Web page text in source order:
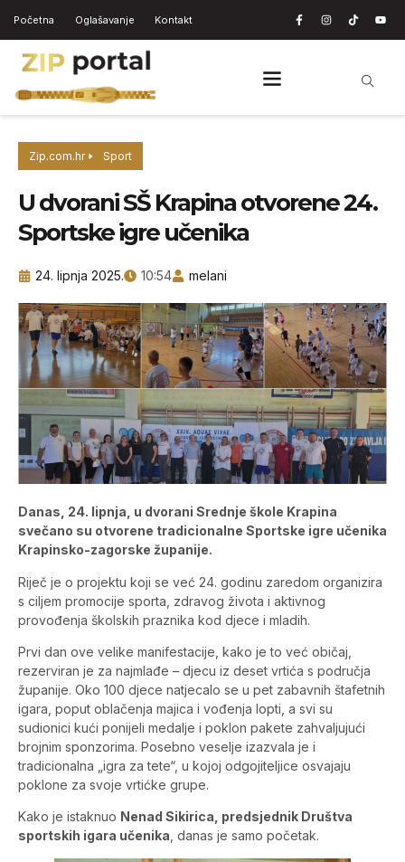
Početna Oglašavanje Kontakt
Zip.com.hr Sport
U dvorani SŠ Krapina otvorene 24.
Sportske igre učenika
24. lipnja 2025. 10:54 melani
Danas, 24. lipnja, u dvorani Srednje škole Krapina
svečano su otvorene tradicionalne Sportske igre učenika
Krapinsko-zagorske županije.
Riječ je o projektu koji se već 24. godinu zaredom organizira
s ciljem promocije sporta, zdravog života i aktivnog
provođenja školskih praznika kod djece i mladih.
Prvi dan ove velike manifestacije, kako je to već običaj,
rezerviran je za najmlađe – djecu iz deset vrtića s područja
županije. Oko 100 djece natjecalo se u pet zabavnih štafetnih
igara, poput oblačenja majica i vođenja lopti, a svi su
sudionici kući ponijeli medalje i poklon pakete zahvaljujući
brojnim sponzorima. Posebno veselje izazvala je i
tradicionalna „igra za tete“, u kojoj odgojiteljice osvajaju
poklone za svoje vrtićke grupe.
Kako je istaknuo Nenad Sikirica, predsjednik Društva
sportskih igara učenika , danas je samo početak.